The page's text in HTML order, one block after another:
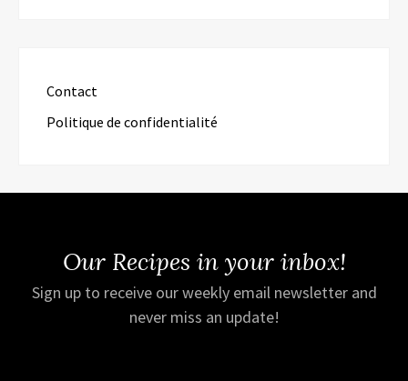
Contact
Politique de confidentialité
Our Recipes in your inbox!
Sign up to receive our weekly email newsletter and
never miss an update!